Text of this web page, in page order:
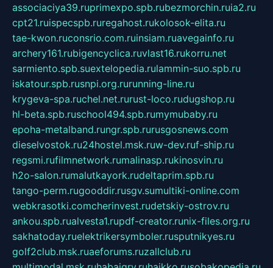
associaciya39.ruprimexpo.spb.rubezmorchin.ruia2.ru
cpt21.ruispecspb.ruregahost.rukolosok-elita.ru
tae-kwon.ruconsrio.com.ruinsiam.ruavegainfo.ru
archery161.rubigencyclica.ruvlast16.rukorru.net
sarmiento.spb.suextelopedia.rulammin-suo.spb.ru
iskatour.spb.rusnpi.org.rurunning-line.ru
krygeva-spa.ruchel.net.rurust-loco.rudugshop.ru
hl-beta.spb.ruschool494.spb.rumymubaby.ru
epoha-metalband.rungr.spb.rurusgosnews.com
dieselvostok.ru24hostel.msk.ruw-dev.ruf-ship.ru
regsmi.rufilmnetwork.rumalinasp.rukinosvin.ru
h2o-salon.rumalutkayork.rudeltaprim.spb.ru
tango-perm.rugooddir.rusgv.sumultiki-online.com
webkrasotki.comcherinvest.rudetskiy-ostrov.ru
ankou.spb.rualvesta1.rupdf-creator.runix-files.org.ru
sakhatoday.ruelektrikersymboler.rusputnikyes.ru
golf2club.msk.ruaeforums.ruzallclub.ru